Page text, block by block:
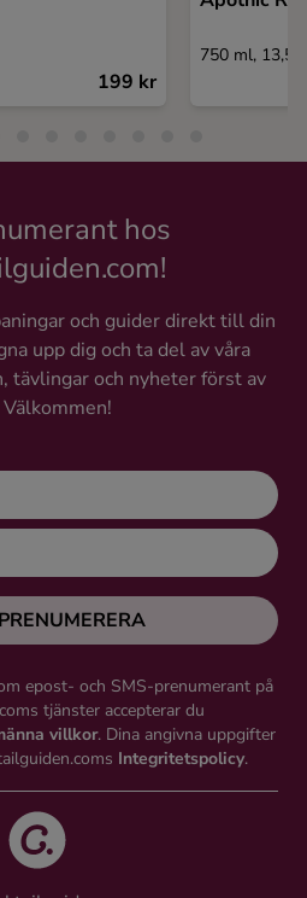
199 kr
750 ml,
hos
och guider direkt till din
upp dig och ta del av våra
tävlingar och nyheter först av
epost- och SMS-prenumerant på
tjänster accepterar du
villkor. Dina angivna uppgifter
Integritetspolicy.